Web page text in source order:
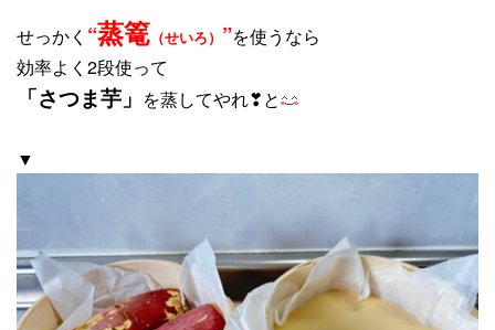
せっかく “蒸篭 （せいろ） ”を使うなら
効率よく2段使って
「さつま芋」 を蒸してやれ❣と
▼